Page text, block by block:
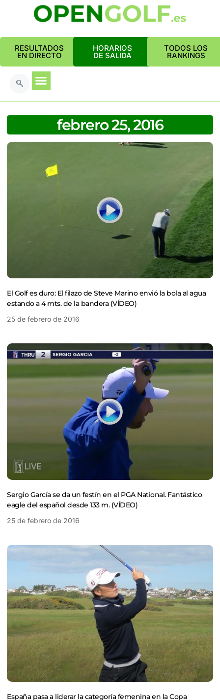
RESULTADOS
EN DIRECTO
HORARIOS
DE SALIDA
TODOS LOS
RANKINGS
febrero 25, 2016
El Golf es duro: El filazo de Steve Marino envió la bola al agua
estando a 4 mts. de la bandera (VÍDEO)
25 de febrero de 2016
Sergio García se da un festín en el PGA National. Fantástico
eagle del español desde 133 m. (VÍDEO)
25 de febrero de 2016
España pasa a liderar la categoría femenina en la Copa